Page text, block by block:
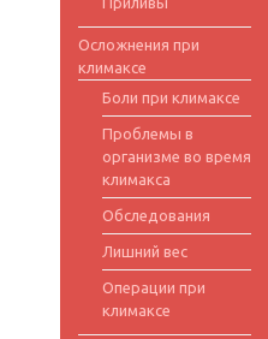
Осложнения при
климаксе
Боли при климаксе
Проблемы в
организме во время
климакса
Обследования
Лишний вес
Операции при
климаксе